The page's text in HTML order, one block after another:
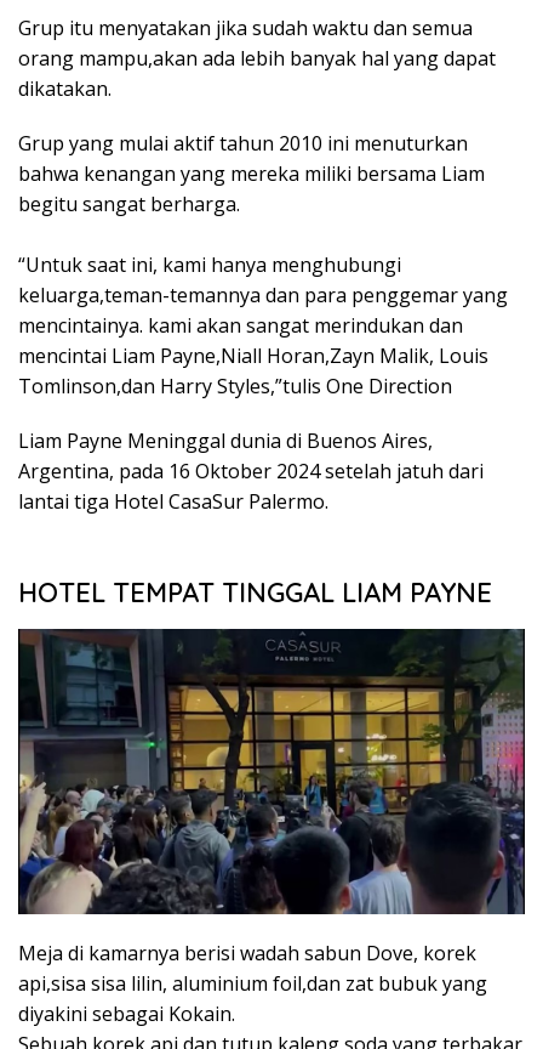
Grup itu menyatakan jika sudah waktu dan semua
orang mampu,akan ada lebih banyak hal yang dapat
dikatakan.
Grup yang mulai aktif tahun 2010 ini menuturkan
bahwa kenangan yang mereka miliki bersama Liam
begitu sangat berharga.
“Untuk saat ini, kami hanya menghubungi
keluarga,teman-temannya dan para penggemar yang
mencintainya. kami akan sangat merindukan dan
mencintai Liam Payne,Niall Horan,Zayn Malik, Louis
Tomlinson,dan Harry Styles,”tulis One Direction
Liam Payne Meninggal dunia di Buenos Aires,
Argentina, pada 16 Oktober 2024 setelah jatuh dari
lantai tiga Hotel CasaSur Palermo.
HOTEL TEMPAT TINGGAL LIAM PAYNE
Meja di kamarnya berisi wadah sabun Dove, korek
api,sisa sisa lilin, aluminium foil,dan zat bubuk yang
diyakini sebagai Kokain.